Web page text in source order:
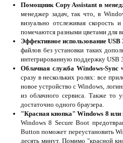
Помощник Copy Assistant в
менеджер задач, так что, в
визуально отслеживая
помечаются разными цветами для
Эффективное использование
файлов без установки таких
интегрированную поддержку USB
Облачная служба Windows-Sync
сразу в нескольких ролях: все
новое устройство с Windows,
из облачного сервиса. Также то
достаточно одного браузера.
"Красная кнопка" Windows 8 или
Windows 8 Secure Boot
Button поможет переустановить
десять минут. Помимо "красной